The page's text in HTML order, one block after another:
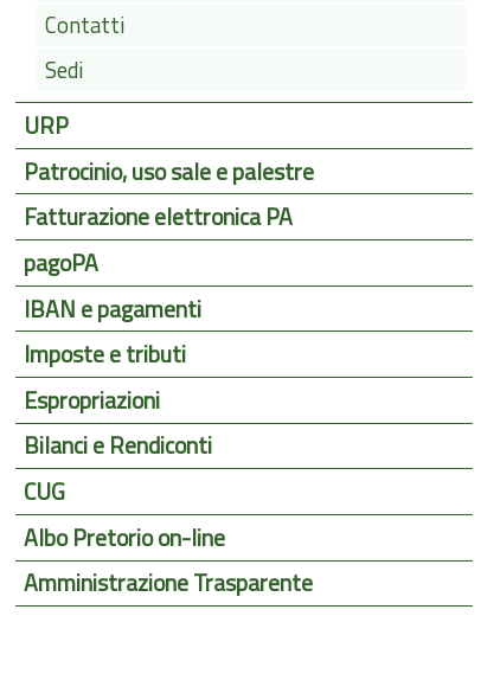
Contatti
Sedi
URP
Patrocinio, uso sale e palestre
Fatturazione elettronica PA
pagoPA
IBAN e pagamenti
Imposte e tributi
Espropriazioni
Bilanci e Rendiconti
CUG
Albo Pretorio on-line
Amministrazione Trasparente